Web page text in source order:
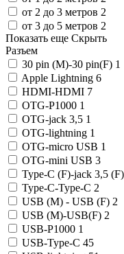
от 2 до 3 метров 2
от 3 до 5 метров 2
Показать еще Скрыть
Разъем
30 pin (M)-30 pin(F) 1
Apple Lightning 6
HDMI-HDMI 7
OTG-P1000 1
OTG-jack 3,5 1
OTG-lightning 1
OTG-micro USB 1
OTG-mini USB 3
Type-C (F)-jack 3,5 (F)
Type-C-Type-C 2
USB (M) - USB (F) 2
USB (M)-USB(F) 2
USB-P1000 1
USB-Type-C 45